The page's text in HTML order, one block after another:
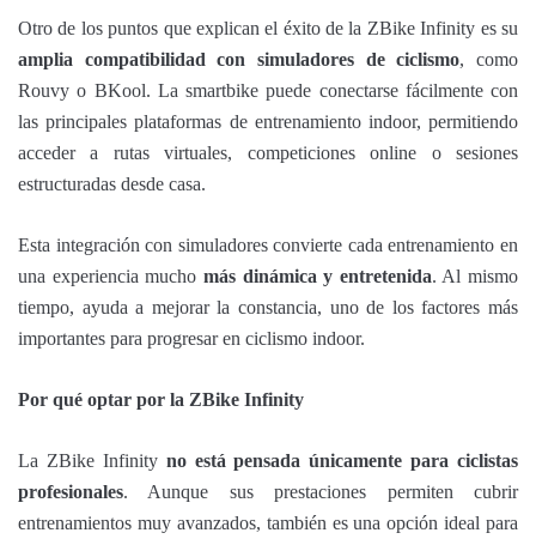
Otro de los puntos que explican el éxito de la ZBike Infinity es su
amplia compatibilidad con simuladores de ciclismo, como
Rouvy o BKool. La smartbike puede conectarse fácilmente con
las principales plataformas de entrenamiento indoor, permitiendo
acceder a rutas virtuales, competiciones online o sesiones
estructuradas desde casa.
Esta integración con simuladores convierte cada entrenamiento en
una experiencia mucho más dinámica y entretenida. Al mismo
tiempo, ayuda a mejorar la constancia, uno de los factores más
importantes para progresar en ciclismo indoor.
Por qué optar por la ZBike Infinity
La ZBike Infinity no está pensada únicamente para ciclistas
profesionales. Aunque sus prestaciones permiten cubrir
entrenamientos muy avanzados, también es una opción ideal para